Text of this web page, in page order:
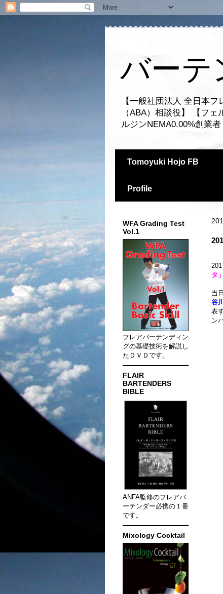
バーテ
【一般社団法人 全日本
（ABA）相談役】 【フ
ルジンNEMA0.00%創業
Tomoyuki Hojo FB
Profile
タ」
当
谷
表
ン
WFA Grading Test
Vol.1
フレアバーテンディン
グの基礎技術を解説し
たＤＶＤです。
FLAIR
BARTENDERS
BIBLE
ANFA監修のフレアバ
ーテンダー必携の１冊
です。
Mixology Cocktail